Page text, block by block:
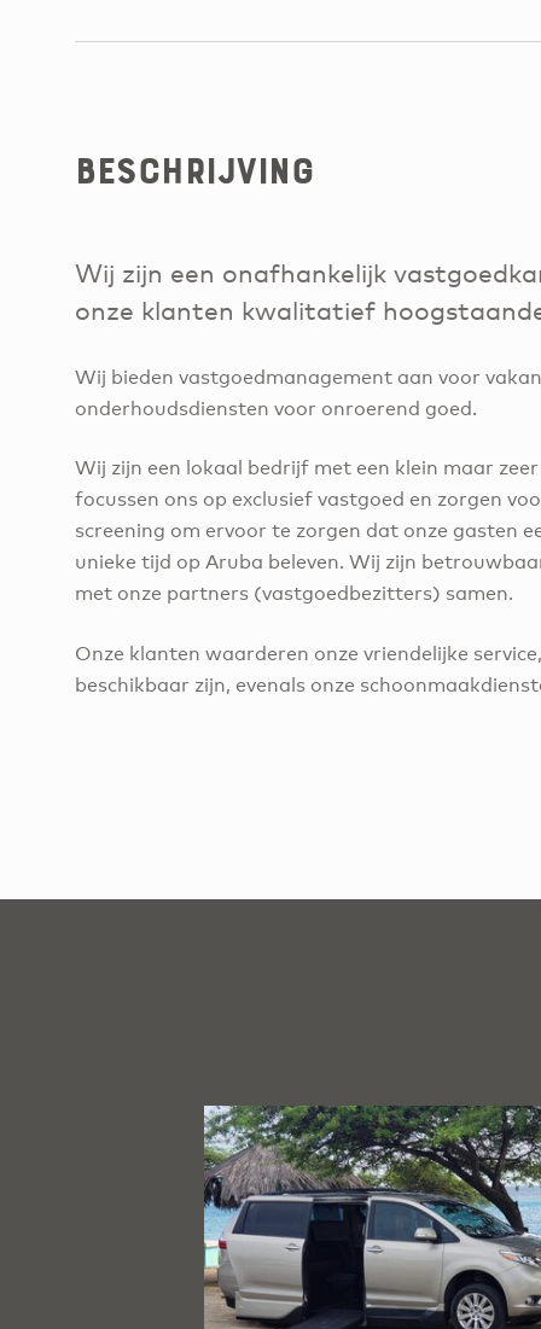
Beschrijving
Wij zijn een onafhankelijk
onze klanten kwalitatief
Wij bieden vastgoedmanagement aan voor
onderhoudsdiensten voor onroerend goed.
Wij zijn een lokaal bedrijf met een klein maar
focussen ons op exclusief vastgoed en zorgen
screening om ervoor te zorgen dat onze gasten
unieke tijd op Aruba beleven. Wij zijn
met onze partners (vastgoedbezitters) samen.
Onze klanten waarderen onze vriendelijke
beschikbaar zijn, evenals onze